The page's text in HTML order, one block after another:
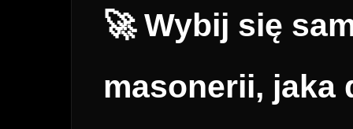
🚀 Wybij się
masonerii, jaka